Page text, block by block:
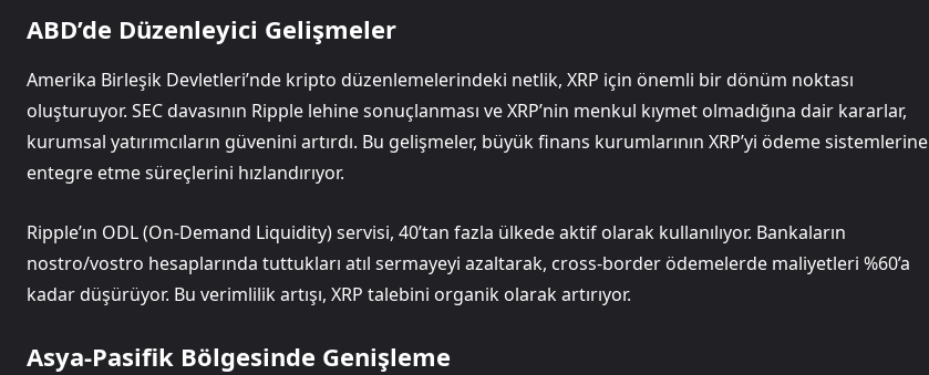
ABD’de Düzenleyici Gelişmeler
Amerika Birleşik Devletleri’nde kripto düzenlemelerindeki netlik, XRP için önemli bir dönüm noktası
oluşturuyor. SEC davasının Ripple lehine sonuçlanması ve XRP’nin menkul kıymet olmadığına dair kararlar,
kurumsal yatırımcıların güvenini artırdı. Bu gelişmeler, büyük finans kurumlarının XRP’yi ödeme sistemlerine
entegre etme süreçlerini hızlandırıyor.
Ripple’ın ODL (On-Demand Liquidity) servisi, 40’tan fazla ülkede aktif olarak kullanılıyor. Bankaların
nostro/vostro hesaplarında tuttukları atıl sermayeyi azaltarak, cross-border ödemelerde maliyetleri %60’a
kadar düşürüyor. Bu verimlilik artışı, XRP talebini organik olarak artırıyor.
Asya-Pasifik Bölgesinde Genişleme